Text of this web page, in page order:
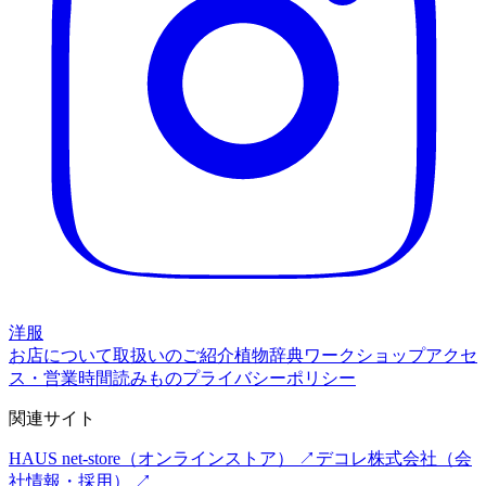
洋服
お店について取扱いのご紹介植物辞典ワークショップアクセ
ス・営業時間読みものプライバシーポリシー
関連サイト
HAUS net-store （オンラインストア） ↗ デコレ株式会社 （会
社情報・採用） ↗